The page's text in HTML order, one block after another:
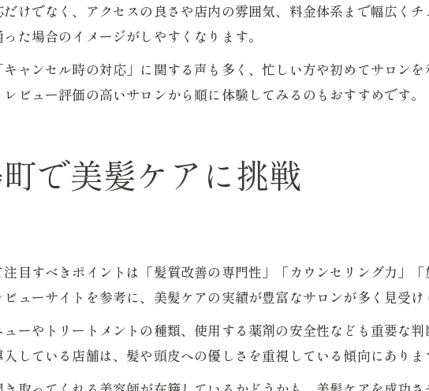
けでなく、アクセスの良さや店内の雰囲気、料金体系まで幅広く
た場合のイメージがしやすくなります。
ャンセル時の対応」に関する声も多く、忙しい方や初めてサロン
ビュー評価の高いサロンから順に体験してみるのもおすすめです。
で美髪ケアに挑戦
目すべきポイントは「髪質改善の専門性」「カウンセリング力」
ューサイトを参考に、美髪ケアの実績が豊富なサロンが多く見受け
ーやトリートメントの種類、使用する薬剤の安全性なども重要な
している店舗は、髪や頭皮への優しさを重視している傾向にありま